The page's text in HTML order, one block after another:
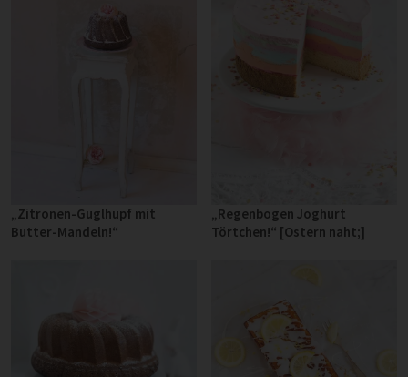
„Zitronen-Guglhupf mit
Butter-Mandeln!“
„Regenbogen Joghurt
Törtchen!“ [Ostern naht;]